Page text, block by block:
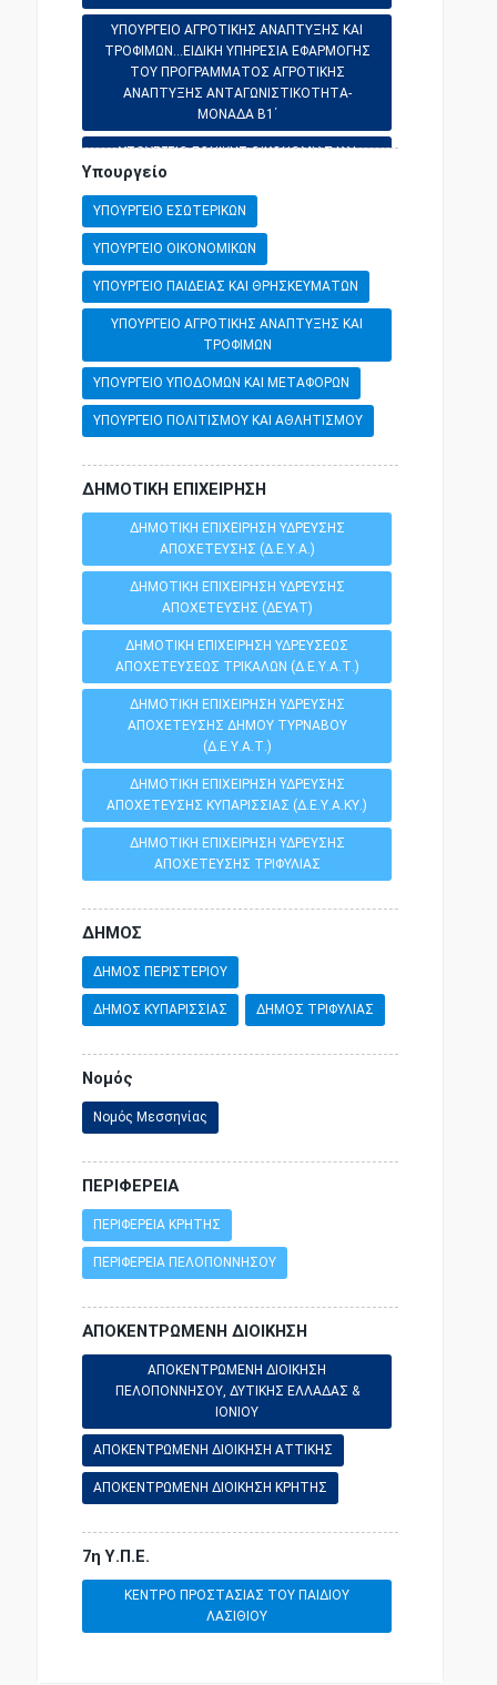
ΕΡΓΑΤΙΚΗ ΝΟΜΟΘΕΣΙΑ
ΕΜΠΟΡΙΚΗ ΝΟΜΟΘΕΣΙΑ
ΕΠΙΣΤΗΜΕΣ ΚΑΙ ΤΕΧΝΕΣ
ΥΠΟΥΡΓΕΙΟ ΑΓΡΟΤΙΚΗΣ ΑΝΑΠΤΥΞΗΣ ΚΑΙ
ΤΡΟΦΙΜΩΝ...ΕΙΔΙΚΗ ΥΠΗΡΕΣΙΑ ΕΦΑΡΜΟΓΗΣ
ΤΟΥ ΠΡΟΓΡΑΜΜΑΤΟΣ ΑΓΡΟΤΙΚΗΣ
ΑΝΑΠΤΥΞΗΣ ΑΝΤΑΓΩΝΙΣΤΙΚΟΤΗΤΑ-
ΜΟΝΑΔΑ Β1΄
ΥΠΟΥΡΓΕΙΟ ΕΘΝΙΚΗΣ ΟΙΚΟΝΟΜΙΑΣ ΚΑΙ
ΟΙΚΟΝΟΜΙΚΩΝ...ΓΕΝΙΚΗ ΔΙΕΥΘΥΝΣΗ
ΦΟΡΟΛΟΓΙΚΗΣ ΔΙΟΙΚΗΣΗΣ
Υπουργείο
ΥΠΟΥΡΓΕΙΟ ΕΣΩΤΕΡΙΚΩΝ
ΥΠΟΥΡΓΕΙΟ ΟΙΚΟΝΟΜΙΚΩΝ
ΥΠΟΥΡΓΕΙΟ ΠΑΙΔΕΙΑΣ ΚΑΙ ΘΡΗΣΚΕΥΜΑΤΩΝ
ΥΠΟΥΡΓΕΙΟ ΑΓΡΟΤΙΚΗΣ ΑΝΑΠΤΥΞΗΣ ΚΑΙ
ΤΡΟΦΙΜΩΝ
ΥΠΟΥΡΓΕΙΟ ΥΠΟΔΟΜΩΝ ΚΑΙ ΜΕΤΑΦΟΡΩΝ
ΥΠΟΥΡΓΕΙΟ ΠΟΛΙΤΙΣΜΟΥ ΚΑΙ ΑΘΛΗΤΙΣΜΟΥ
ΔΗΜΟΤΙΚΗ ΕΠΙΧΕΙΡΗΣΗ
ΔΗΜΟΤΙΚΗ ΕΠΙΧΕΙΡΗΣΗ ΥΔΡΕΥΣΗΣ
ΑΠΟΧΕΤΕΥΣΗΣ (Δ.Ε.Υ.Α.)
ΔΗΜΟΤΙΚΗ ΕΠΙΧΕΙΡΗΣΗ ΥΔΡΕΥΣΗΣ
ΑΠΟΧΕΤΕΥΣΗΣ (ΔΕΥΑΤ)
ΔΗΜΟΤΙΚΗ ΕΠΙΧΕΙΡΗΣΗ ΥΔΡΕΥΣΕΩΣ
ΑΠΟΧΕΤΕΥΣΕΩΣ ΤΡΙΚΑΛΩΝ (Δ.Ε.Υ.Α.Τ.)
ΔΗΜΟΤΙΚΗ ΕΠΙΧΕΙΡΗΣΗ ΥΔΡΕΥΣΗΣ
ΑΠΟΧΕΤΕΥΣΗΣ ΔΗΜΟΥ ΤΥΡΝΑΒΟΥ
(Δ.Ε.Υ.Α.Τ.)
ΔΗΜΟΤΙΚΗ ΕΠΙΧΕΙΡΗΣΗ ΥΔΡΕΥΣΗΣ
ΑΠΟΧΕΤΕΥΣΗΣ ΚΥΠΑΡΙΣΣΙΑΣ (Δ.Ε.Υ.Α.ΚΥ.)
ΔΗΜΟΤΙΚΗ ΕΠΙΧΕΙΡΗΣΗ ΥΔΡΕΥΣΗΣ
ΑΠΟΧΕΤΕΥΣΗΣ ΤΡΙΦΥΛΙΑΣ
ΔΗΜΟΣ
ΔΗΜΟΣ ΠΕΡΙΣΤΕΡΙΟΥ
ΔΗΜΟΣ ΚΥΠΑΡΙΣΣΙΑΣ ΔΗΜΟΣ ΤΡΙΦΥΛΙΑΣ
Νομός
Νομός Μεσσηνίας
ΠΕΡΙΦΕΡΕΙΑ
ΠΕΡΙΦΕΡΕΙΑ ΚΡΗΤΗΣ
ΠΕΡΙΦΕΡΕΙΑ ΠΕΛΟΠΟΝΝΗΣΟΥ
ΑΠΟΚΕΝΤΡΩΜΕΝΗ ΔΙΟΙΚΗΣΗ
ΑΠΟΚΕΝΤΡΩΜΕΝΗ ΔΙΟΙΚΗΣΗ
ΠΕΛΟΠΟΝΝΗΣΟΥ, ΔΥΤΙΚΗΣ ΕΛΛΑΔΑΣ &
ΙΟΝΙΟΥ
ΑΠΟΚΕΝΤΡΩΜΕΝΗ ΔΙΟΙΚΗΣΗ ΑΤΤΙΚΗΣ
ΑΠΟΚΕΝΤΡΩΜΕΝΗ ΔΙΟΙΚΗΣΗ ΚΡΗΤΗΣ
7η Υ.Π.Ε.
ΚΕΝΤΡΟ ΠΡΟΣΤΑΣΙΑΣ ΤΟΥ ΠΑΙΔΙΟΥ
ΛΑΣΙΘΙΟΥ